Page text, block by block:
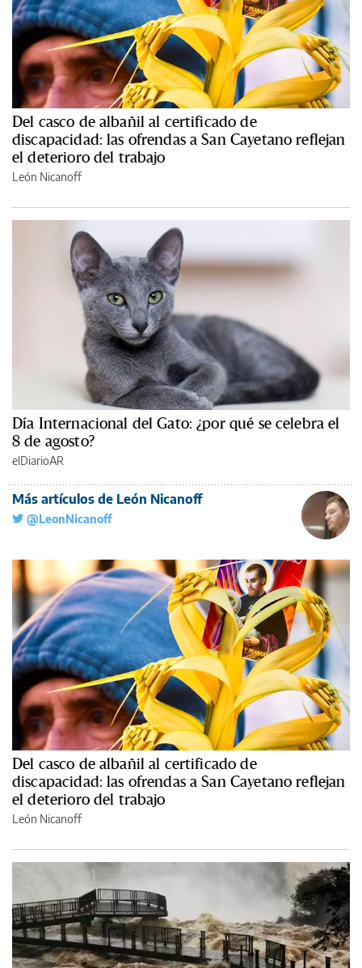
Del casco de albañil al certificado de
discapacidad: las ofrendas a San Cayetano reflejan
el deterioro del trabajo
León Nicanoff
Día Internacional del Gato: ¿por qué se celebra el
8 de agosto?
elDiarioAR
Más artículos de León Nicanoff
@LeonNicanoff
Del casco de albañil al certificado de
discapacidad: las ofrendas a San Cayetano reflejan
el deterioro del trabajo
León Nicanoff